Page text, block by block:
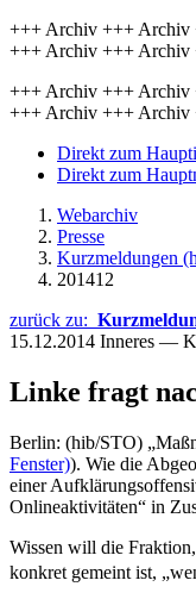
+++ Archiv +++
+++ Archiv +++
+++ Archiv +++
+++ Archiv +++
Direkt zum
Direkt zum
Webarchiv
Presse
Kurzmeldungen
201412
zurück zu:
15.12.2014 Inneres —
Linke fragt
Berlin: (hib/STO)
Fenster)). Wie die
einer
Onlineaktivitäten“ in
Wissen will die
konkret gemeint ist,